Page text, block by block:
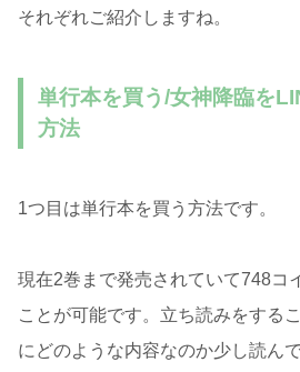
それぞれご紹介しますね。
単行本を買う/女神降臨を
方法
1つ目は単行本を買う方法です。
現在2巻まで発売されていて748コ
ことが可能です。立ち読みをする
にどのような内容なのか少し読ん